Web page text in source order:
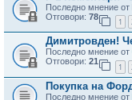
Последно мнение от
Отговори: 78
1
Димитровден!
Последно мнение от
Отговори: 21
1
Покупка на
Последно мнение от